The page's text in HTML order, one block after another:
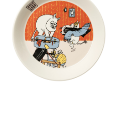
ムーミン ホリデーラッシュ
2026サマー プレート 19cm
￥4,950
(税込)